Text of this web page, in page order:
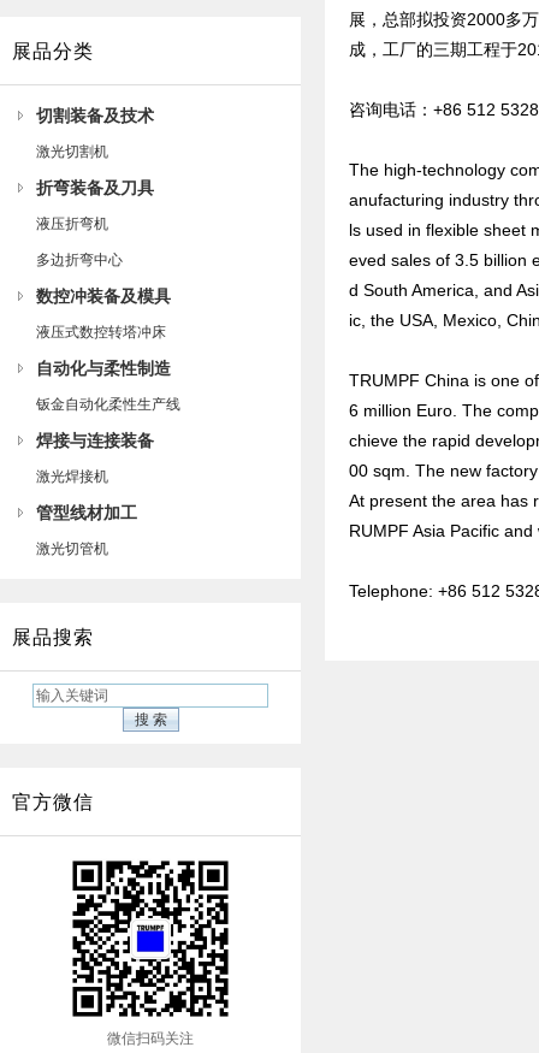
展品分类
切割装备及技术
激光切割机
折弯装备及刀具
液压折弯机
多边折弯中心
数控冲装备及模具
液压式数控转塔冲床
自动化与柔性制造
钣金自动化柔性生产线
焊接与连接装备
激光焊接机
管型线材加工
激光切管机
展品搜索
官方微信
微信扫码关注
展，总部拟投资2000多
成，工厂的三期工程于
咨询电话：+86 512
The high-technology
anufacturing industry
ls used in flexible sheet
eved sales of 3.5 billion
d South America, and
ic, the USA, Mexico,
TRUMPF China is one
6 million Euro. The
chieve the rapid
00 sqm. The new
At present the area has
RUMPF Asia Pacific
Telephone: +86 512